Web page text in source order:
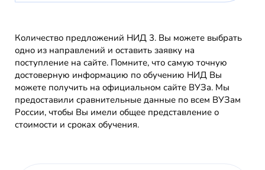
Количество предложений НИД 3. Вы можете выбрать
одно из направлений и оставить заявку на
поступление на сайте. Помните, что самую точную
достоверную информацию по обучению НИД Вы
можете получить на официальном сайте ВУЗа. Мы
предоставили сравнительные данные по всем ВУЗам
России, чтобы Вы имели общее представление о
стоимости и сроках обучения.